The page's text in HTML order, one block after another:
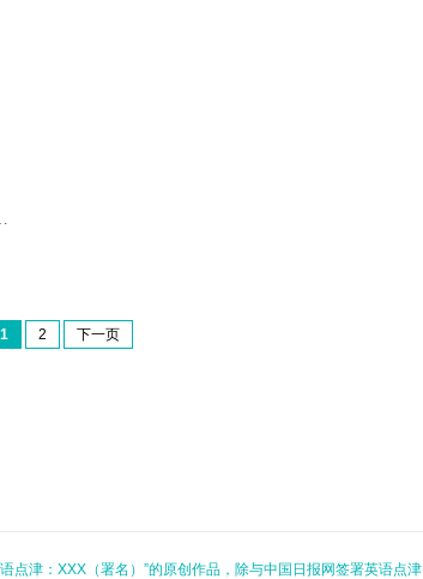
1 2 下一页
点津：XXX（署名）”的原创作品，除与中国日报网签署英语点津